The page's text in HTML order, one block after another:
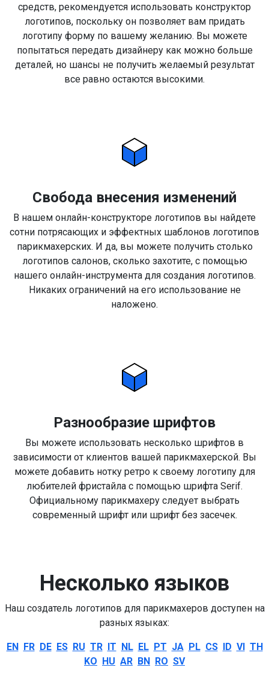
средств, рекомендуется использовать конструктор
логотипов, поскольку он позволяет вам придать
логотипу форму по вашему желанию. Вы можете
попытаться передать дизайнеру как можно больше
деталей, но шансы не получить желаемый результат
все равно остаются высокими.
Свобода внесения изменений
В нашем онлайн-конструкторе логотипов вы найдете
сотни потрясающих и эффектных шаблонов логотипов
парикмахерских. И да, вы можете получить столько
логотипов салонов, сколько захотите, с помощью
нашего онлайн-инструмента для создания логотипов.
Никаких ограничений на его использование не
наложено.
Разнообразие шрифтов
Вы можете использовать несколько шрифтов в
зависимости от клиентов вашей парикмахерской. Вы
можете добавить нотку ретро к своему логотипу для
любителей фристайла с помощью шрифта Serif.
Официальному парикмахеру следует выбрать
современный шрифт или шрифт без засечек.
Несколько языков
Наш создатель логотипов для парикмахеров доступен на
разных языках:
EN FR DE ES RU TR IT NL EL PT JA PL CS ID VI TH
KO HU AR BN RO SV